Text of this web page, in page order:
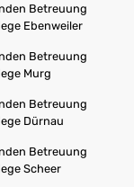
Betreuung
Ebenweiler
Betreuung
Murg
Betreuung
Dürnau
Betreuung
Scheer